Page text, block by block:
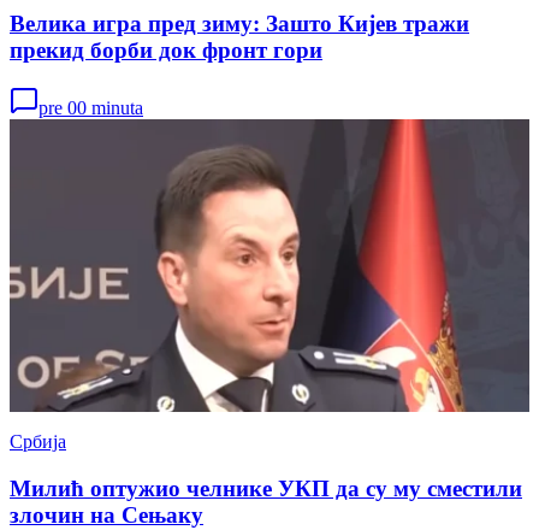
Велика игра пред зиму: Зашто Кијев тражи
прекид борби док фронт гори
pre 00 minuta
Србија
Милић оптужио челнике УКП да су му сместили
злочин на Сењаку